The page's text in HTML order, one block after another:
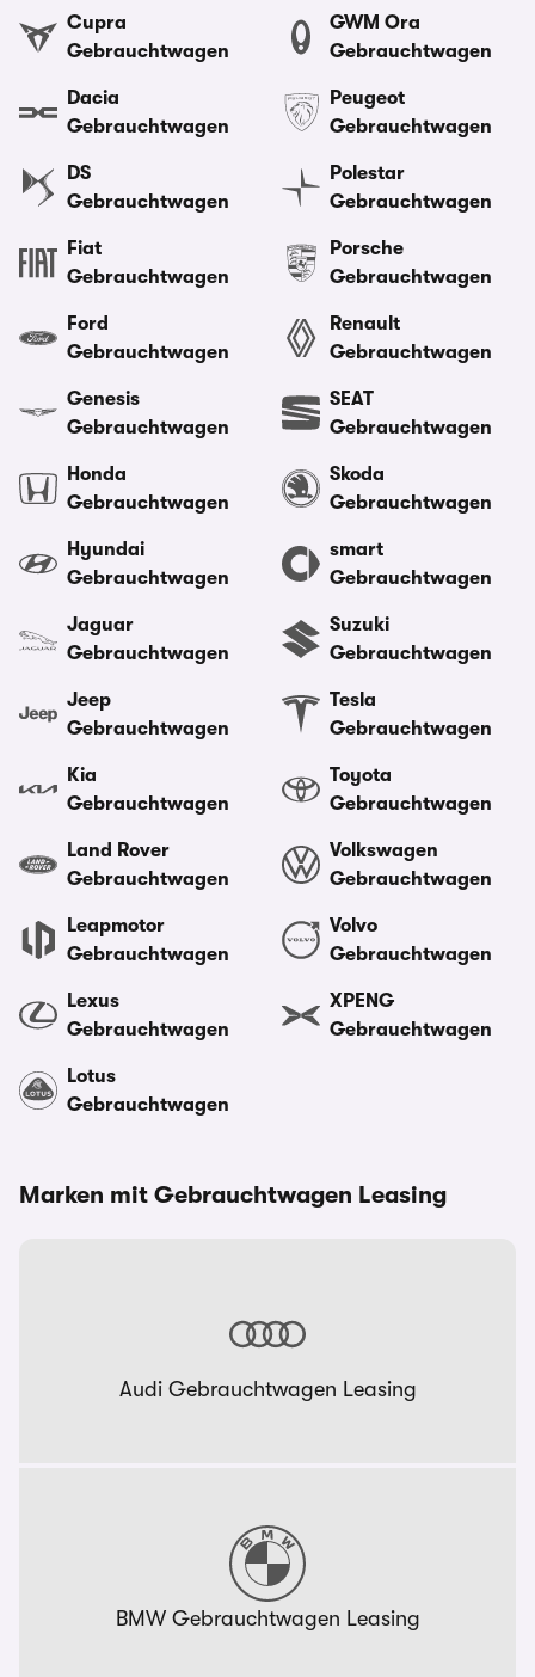
Cupra
Gebrauchtwagen
Dacia
Gebrauchtwagen
DS
Gebrauchtwagen
Fiat
Gebrauchtwagen
Ford
Gebrauchtwagen
Genesis
Gebrauchtwagen
Honda
Gebrauchtwagen
Hyundai
Gebrauchtwagen
Jaguar
Gebrauchtwagen
Jeep
Gebrauchtwagen
Kia
Gebrauchtwagen
Land Rover
Gebrauchtwagen
Leapmotor
Gebrauchtwagen
Lexus
Gebrauchtwagen
Lotus
Gebrauchtwagen
GWM Ora
Gebrauchtwagen
Peugeot
Gebrauchtwagen
Polestar
Gebrauchtwagen
Porsche
Gebrauchtwagen
Renault
Gebrauchtwagen
SEAT
Gebrauchtwagen
Skoda
Gebrauchtwagen
smart
Gebrauchtwagen
Suzuki
Gebrauchtwagen
Tesla
Gebrauchtwagen
Toyota
Gebrauchtwagen
Volkswagen
Gebrauchtwagen
Volvo
Gebrauchtwagen
XPENG
Gebrauchtwagen
Marken mit Gebrauchtwagen Leasing
Audi Gebrauchtwagen Leasing
BMW Gebrauchtwagen Leasing